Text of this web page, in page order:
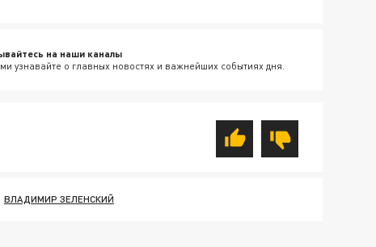
на наши каналы
узнавайте о главных новостях и важнейших событиях дня.
ВЛАДИМИР ЗЕЛЕНСКИЙ